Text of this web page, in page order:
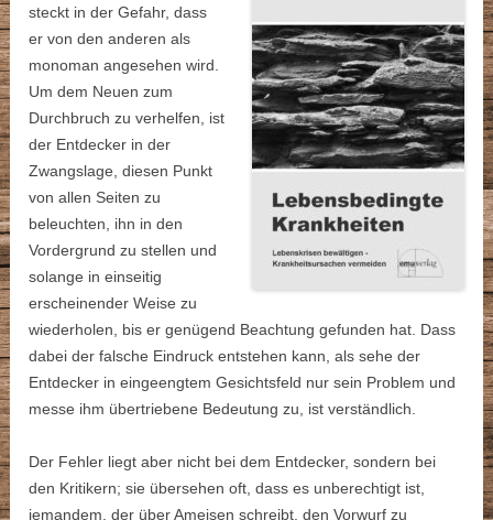
steckt in der Gefahr, dass
er von den anderen als
monoman angesehen wird.
Um dem Neuen zum
Durchbruch zu verhelfen, ist
der Entdecker in der
Zwangslage, diesen Punkt
von allen Seiten zu
beleuchten, ihn in den
Vordergrund zu stellen und
solange in einseitig
erscheinender Weise zu
wiederholen, bis er genügend Beachtung gefunden hat. Dass
dabei der falsche Eindruck entstehen kann, als sehe der
Entdecker in eingeengtem Gesichtsfeld nur sein Problem und
messe ihm übertriebene Bedeutung zu, ist verständlich.
Der Fehler liegt aber nicht bei dem Entdecker, sondern bei
den Kritikern; sie übersehen oft, dass es unberechtigt ist,
jemandem, der über Ameisen schreibt, den Vorwurf zu